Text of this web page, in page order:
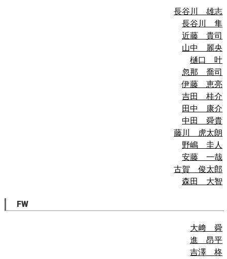
長谷川 雄志
長谷川 隼
近藤 貴司
山中 麗央
樋口 叶
忽那 喬司
伊藤 恵亮
吉田 桂介
田中 康介
中田 舜貴
藤川 虎太朗
野嶋 圭人
安藤 一哉
古賀 俊太郎
森田 大智
FW
大﨑 舜
進 昂平
吉澤 柊